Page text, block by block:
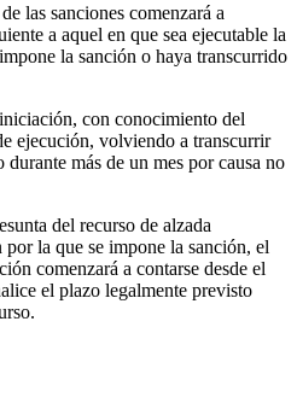
las sanciones comenzará a
a aquel en que sea ejecutable la
la sanción o haya transcurrido
con conocimiento del
ejecución, volviendo a transcurrir
más de un mes por causa no
del recurso de alzada
la que se impone la sanción, el
comenzará a contarse desde el
el plazo legalmente previsto